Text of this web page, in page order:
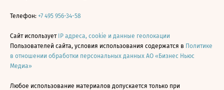
Телефон: +7 495 956-34-58
Сайт использует IP адреса, cookie и данные геолокации
Пользователей сайта, условия использования содержатся в Политике
в отношении обработки персональных данных АО «Бизнес Ньюс
Медиа»
Любое использование материалов допускается только при